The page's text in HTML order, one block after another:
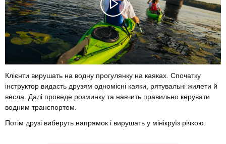
Клієнти вирушать на водну прогулянку на каяках. Спочатку
інструктор видасть друзям одномісні каяки, рятувальні жилети й
весла. Далі проведе розминку та навчить правильно керувати
водним транспортом.
Потім друзі виберуть напрямок і вирушать у мінікруїз річкою.